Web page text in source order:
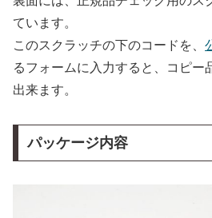
ています。
このスクラッチの下のコードを、
るフォームに入力すると、コピー
出来ます。
パッケージ内容